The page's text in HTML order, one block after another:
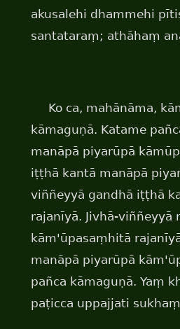
akusalehi dhammehi
santataraṃ; athāhaṃ
Ko ca, mahānāma,
kāmaguṇā. Katame
manāpā piyarūpā
iṭṭhā kantā manāpā
viññeyyā gandhā iṭṭhā
rajanīyā. Jivhā-
kām'ūpasaṃhitā
manāpā piyarūpā
pañca kāmaguṇā. Yaṃ
paṭicca uppajjati